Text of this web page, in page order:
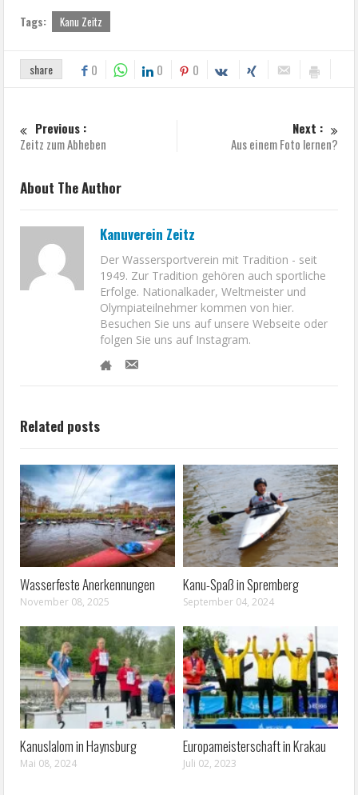
Tags: Kanu Zeitz
share 0 0 0
Previous :
Zeitz zum Abheben
Next :
Aus einem Foto lernen?
About The Author
Kanuverein Zeitz
Der Wassersportverein mit Tradition - seit
1949. Zur Tradition gehören auch sportliche
Erfolge. Nationalkader, Weltmeister und
Olympiateilnehmer kommen von hier.
Besuchen Sie uns auf unsere Webseite oder
folgen Sie uns auf Instagram.
Related posts
Wasserfeste Anerkennungen
November 08, 2025
Kanu-Spaß in Spremberg
September 04, 2024
Kanuslalom in Haynsburg
Mai 08, 2024
Europameisterschaft in Krakau
Juli 02, 2023